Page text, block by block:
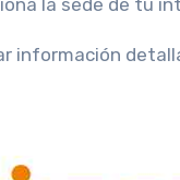
la sede de tu
información